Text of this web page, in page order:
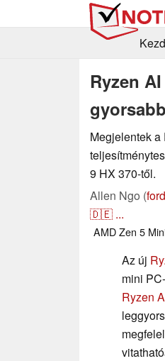
Ryzen
gyorsabb
Megjelentek
9 HX 370-től.
Allen Ngo (
🇩🇪 ...
AMDZen 5
Az új
mini
Ryzen